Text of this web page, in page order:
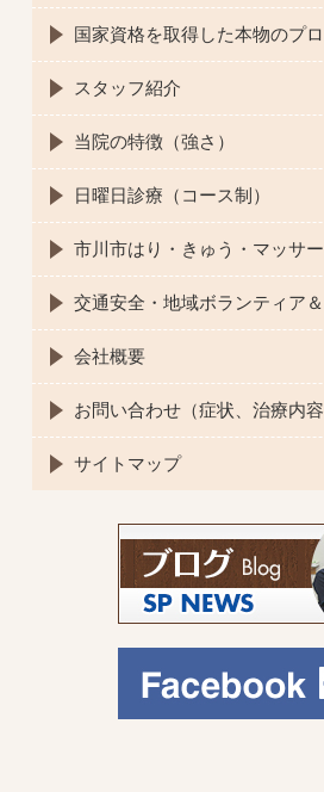
国家資格を取得した本物のプ
スタッフ紹介
当院の特徴（強さ）
日曜日診療（コース制）
市川市はり・きゅう・マッサ
交通安全・地域ボランティア
会社概要
お問い合わせ（症状、治療内容
サイトマップ